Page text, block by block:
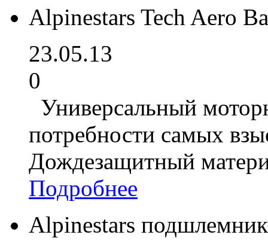
Alpinestars Tech Aero
23.05.13
0
Универсальный
потребности самых
Дождезащитный
Подробнее
Alpinestars подшлемник